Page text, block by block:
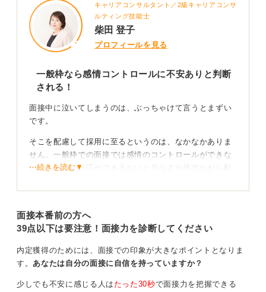
評価者が見てるのは動揺が起きても仕事を前に進められ
る人かどうかであり、そのための実践が鍵です。
キャリアコンサルタント／2級キャリアコンサ
ルティング技能士
柴田 登子
プロフィールを見る
一般枠なら感情コントロールに不安ありと判断
される！
面接中に泣いてしまうのは、ぶっちゃけて言うとまずい
です。
そこを配慮して採用に至るというのは、なかなかありま
せん。一般枠での面接では感情のコントロールができな
い、その後の対応ができるないと見なされ残念ながら配
ないほどの程度なのであれば、私はちゃんと診断を受け
て障害者手帳を取ることをおすすめします。
手帳を取っておけば障害者枠で面接を受けることができ
る、そういう特性があることを多少は配慮してもらえる
⋯続きを読む▼
面接本番前の方へ
39点以下は要注意！面接力を診断してください
内定獲得のためには、面接での印象が大きなポイントとなりま
す。あなたは自分の面接に自信を持っていますか？
少しでも不安に感じる人は たった30秒で面接力を把握できる